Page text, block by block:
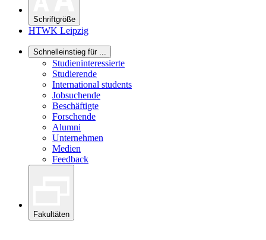
Schriftgröße
HTWK Leipzig
Schnelleinstieg für ...
Studieninteressierte
Studierende
International students
Jobsuchende
Beschäftigte
Forschende
Alumni
Unternehmen
Medien
Feedback
Fakultäten